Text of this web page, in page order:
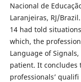
Nacional de
Laranjeiras, RJ/
14 had told
which, the
Language of
patient. It concludes
professionals’